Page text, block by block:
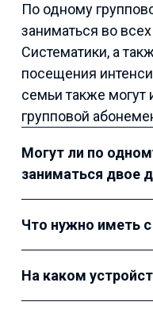
По одному
заниматься во
Систематики, а
посещения
семьи также могут
групповой
Могут ли по
заниматься двое
Что нужно иметь с
На каком